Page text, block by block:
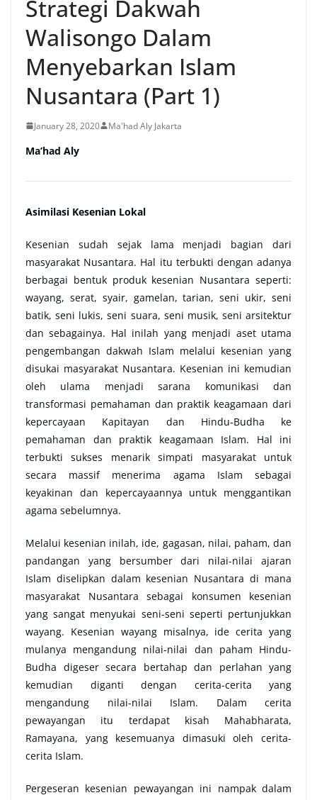
Strategi Dakwah
Walisongo Dalam
Menyebarkan Islam
Nusantara (Part 1)
January 28, 2020 Ma'had Aly Jakarta
Ma’had Aly
Asimilasi Kesenian Lokal
Kesenian sudah sejak lama menjadi bagian dari
masyarakat Nusantara. Hal itu terbukti dengan adanya
berbagai bentuk produk kesenian Nusantara seperti:
wayang, serat, syair, gamelan, tarian, seni ukir, seni
batik, seni lukis, seni suara, seni musik, seni arsitektur
dan sebagainya. Hal inilah yang menjadi aset utama
pengembangan dakwah Islam melalui kesenian yang
disukai masyarakat Nusantara. Kesenian ini kemudian
oleh ulama menjadi sarana komunikasi dan
transformasi pemahaman dan praktik keagamaan dari
kepercayaan Kapitayan dan Hindu-Budha ke
pemahaman dan praktik keagamaan Islam. Hal ini
terbukti sukses menarik simpati masyarakat untuk
secara massif menerima agama Islam sebagai
keyakinan dan kepercayaannya untuk menggantikan
agama sebelumnya.
Melalui kesenian inilah, ide, gagasan, nilai, paham, dan
pandangan yang bersumber dari nilai-nilai ajaran
Islam diselipkan dalam kesenian Nusantara di mana
masyarakat Nusantara sebagai konsumen kesenian
yang sangat menyukai seni-seni seperti pertunjukkan
wayang. Kesenian wayang misalnya, ide cerita yang
mulanya mengandung nilai-nilai dan paham Hindu-
Budha digeser secara bertahap dan perlahan yang
kemudian diganti dengan cerita-cerita yang
mengandung nilai-nilai Islam. Dalam cerita
pewayangan itu terdapat kisah Mahabharata,
Ramayana, yang kesemuanya dimasuki oleh cerita-
cerita Islam.
Pergeseran kesenian pewayangan ini nampak dalam